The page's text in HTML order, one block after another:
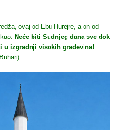
ovaj od Ebu Hurejre, a on od
Neće biti Sudnjeg dana sve dok
u izgradnji visokih građevina!